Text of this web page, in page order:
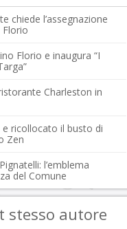
chiede l’assegnazione
Florio
Florio e inaugura “I
Charleston in
e ricollocato il busto di
Zen
l’emblema
del Comune
stesso autore